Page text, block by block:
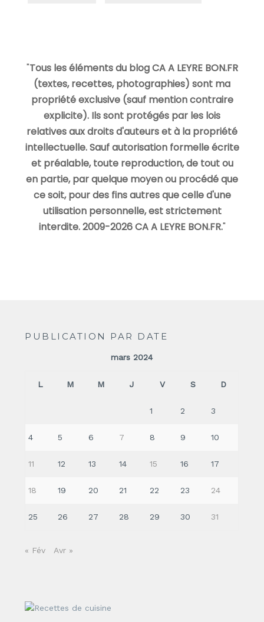
"Tous les éléments du blog CA A LEYRE BON.FR
(textes, recettes, photographies) sont ma
propriété exclusive (sauf mention contraire
explicite). Ils sont protégés par les lois
relatives aux droits d'auteurs et à la propriété
intellectuelle. Sauf autorisation formelle écrite
et préalable, toute reproduction, de tout ou
en partie, par quelque moyen ou procédé que
ce soit, pour des fins autres que celle d'une
utilisation personnelle, est strictement
interdite. 2009-2026 CA A LEYRE BON.FR."
PUBLICATION PAR DATE
mars 2024
L M M J V S D
1 2 3
4 5 6 7 8 9 10
11 12 13 14 15 16 17
18 19 20 21 22 23 24
25 26 27 28 29 30 31
« Fév Avr »